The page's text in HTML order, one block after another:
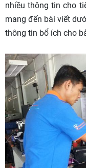
nhiều thông tin cho
mang đến bài viết
thông tin bổ ích cho